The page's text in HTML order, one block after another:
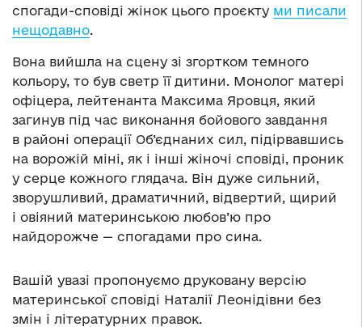
спогади-сповіді жінок цього проєкту ми писали
нещодавно.
Вона вийшла на сцену зі згортком темного
кольору, то був светр її дитини. Монолог матері
офіцера, лейтенанта Максима Яровця, який
загинув під час виконання бойового завдання
в районі операції Об’єднаних сил, підірвавшись
на ворожій міні, як і інші жіночі сповіді, проник
у серце кожного глядача. Він дуже сильний,
зворушливий, драматичний, відвертий, щирий
і овіяний материнською любов’ю про
найдорожче — спогадами про сина.
Вашій увазі пропонуємо друковану версію
материнської сповіді Наталії Леонідівни без
змін і літературних правок.